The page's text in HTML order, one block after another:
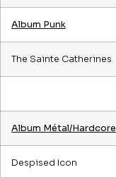
Album Punk
The Sainte Catherines
Album Métal/Hardcore
Despised Icon